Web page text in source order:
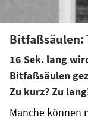
Bitfaßsäulen:
16 Sek. lang
Bitfaßsäulen
Zu kurz? Zu
Manche können